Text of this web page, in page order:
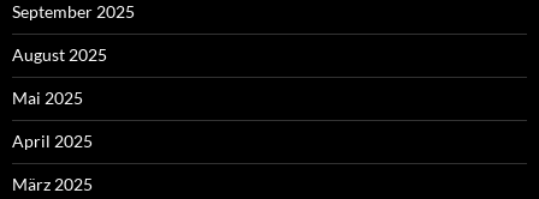
September 2025
August 2025
Mai 2025
April 2025
März 2025